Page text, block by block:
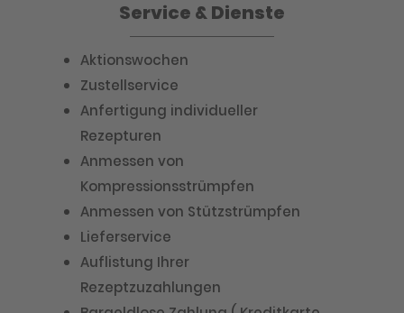
Service & Dienste
Aktionswochen
Zustellservice
Anfertigung individueller
Rezepturen
Anmessen von
Kompressionsstrümpfen
Anmessen von Stützstrümpfen
Lieferservice
Auflistung Ihrer
Rezeptzuzahlungen